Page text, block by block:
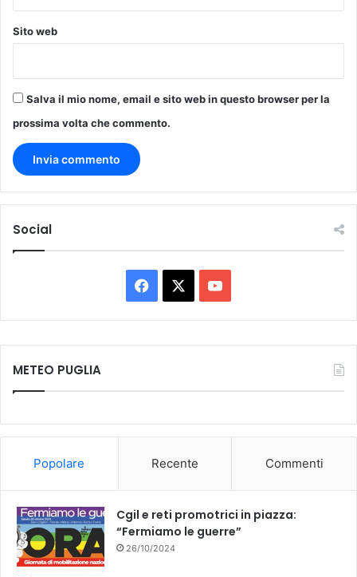
Sito web
Salva il mio nome, email e sito web in questo browser per la
prossima volta che commento.
Social
Facebook You
Tube
METEO PUGLIA
Popolare Recente Commenti
Cgil e reti promotrici in piazza:
“Fermiamo le guerre”
26/10/2024